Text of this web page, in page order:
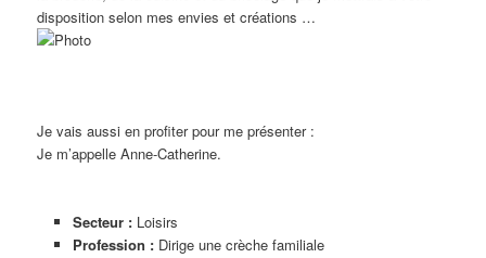
disposition selon mes envies et créations …
Je vais aussi en profiter pour me présenter :
Je m’appelle Anne-Catherine.
Secteur :Loisirs
Profession :Dirige une crèche familiale